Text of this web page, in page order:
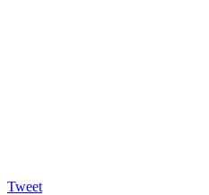
Tweet